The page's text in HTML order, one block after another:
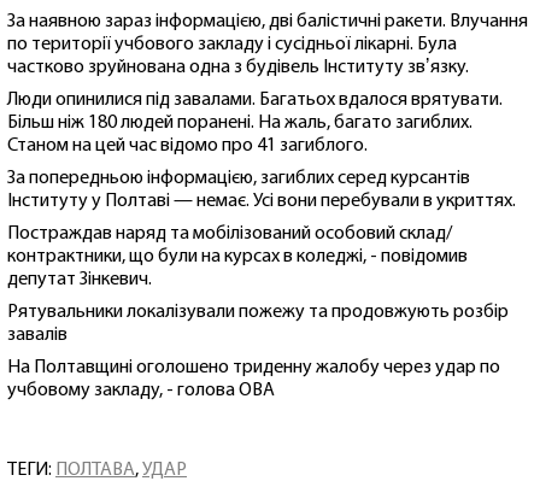
За наявною зараз інформацією, дві балістичні ракети. Влучання
по території учбового закладу і сусідньої лікарні. Була
частково зруйнована одна з будівель Інституту звʼязку.
Люди опинилися під завалами. Багатьох вдалося врятувати.
Більш ніж 180 людей поранені. На жаль, багато загиблих.
Станом на цей час відомо про 41 загиблого.
За попередньою інформацією, загиблих серед курсантів
Інституту у Полтаві — немає. Усі вони перебували в укриттях.
Постраждав наряд та мобілізований особовий склад/
контрактники, що були на курсах в коледжі, - повідомив
депутат Зінкевич.
Рятувальники локалізували пожежу та продовжують розбір
завалів
На Полтавщині оголошено триденну жалобу через удар по
учбовому закладу, - голова ОВА
ТЕГИ: ПОЛТАВА,УДАР